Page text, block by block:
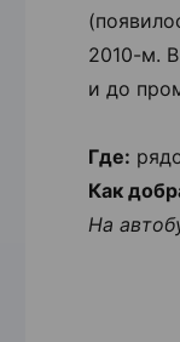
2010-м.
и до
Где:
Как
На